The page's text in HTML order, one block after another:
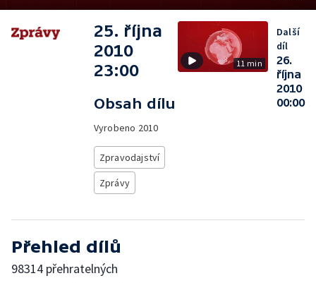
25. října
2010
23:00
Obsah dílu
Vyrobeno 2010
Zpravodajství
Zprávy
11 min
Další
díl
26.
října
2010
00:00
Přehled dílů
98314 přehratelných